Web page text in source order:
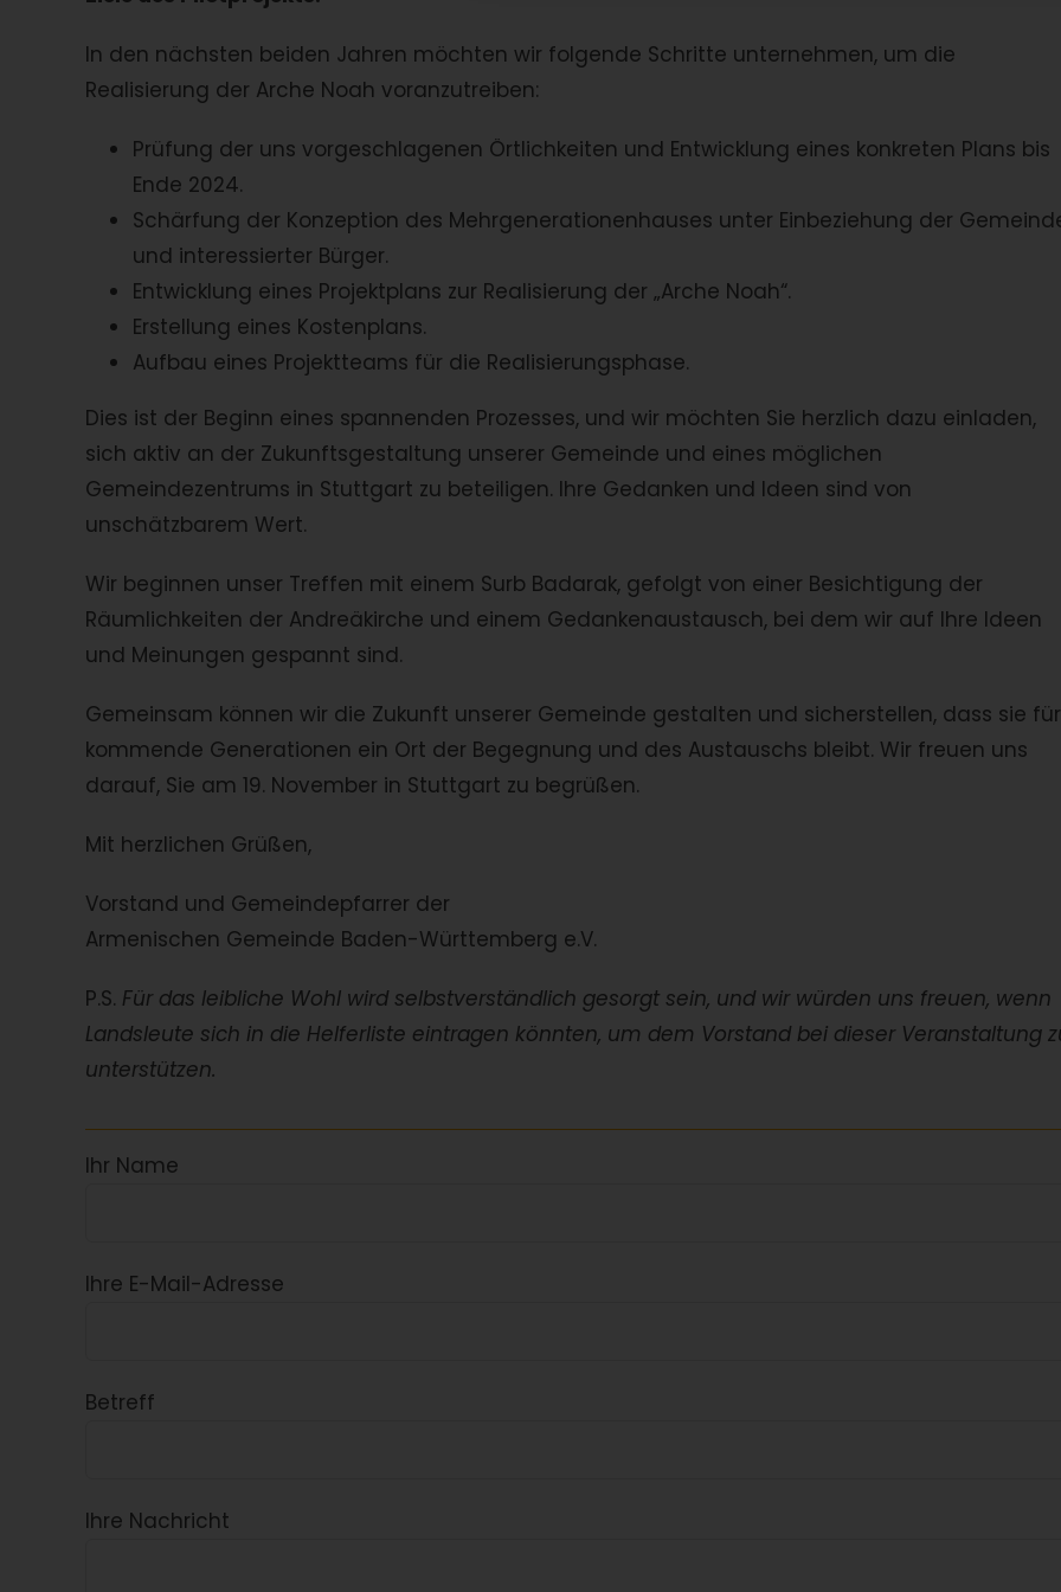
In den nächsten beiden Jahren möchten wir folgende Schritte unternehmen, um die
Realisierung der Arche Noah voranzutreiben:
Prüfung der uns vorgeschlagenen Örtlichkeiten und Entwicklung eines konkreten Plans bis
Ende 2024.
Schärfung der Konzeption des Mehrgenerationenhauses unter Einbeziehung der
und interessierter Bürger.
Entwicklung eines Projektplans zur Realisierung der „Arche Noah“.
Erstellung eines Kostenplans.
Aufbau eines Projektteams für die Realisierungsphase.
Dies ist der Beginn eines spannenden Prozesses, und wir möchten Sie herzlich dazu einladen,
sich aktiv an der Zukunftsgestaltung unserer Gemeinde und eines möglichen
Gemeindezentrums in Stuttgart zu beteiligen. Ihre Gedanken und Ideen sind von
unschätzbarem Wert.
Wir beginnen unser Treffen mit einem Surb Badarak, gefolgt von einer Besichtigung der
Räumlichkeiten der Andreäkirche und einem Gedankenaustausch, bei dem wir auf Ihre Ideen
und Meinungen gespannt sind.
Gemeinsam können wir die Zukunft unserer Gemeinde gestalten und sicherstellen, dass sie für
kommende Generationen ein Ort der Begegnung und des Austauschs bleibt. Wir freuen uns
darauf, Sie am 19. November in Stuttgart zu begrüßen.
Mit herzlichen Grüßen,
Vorstand und Gemeindepfarrer der
Armenischen Gemeinde Baden-Württemberg e.V.
P.S. Für das leibliche Wohl wird selbstverständlich gesorgt sein, und wir würden uns freuen, wenn
Landsleute sich in die Helferliste eintragen könnten, um dem Vorstand bei dieser Veranstaltung
unterstützen.
Ihr Name
Ihre E-Mail-Adresse
Betreff
Ihre Nachricht